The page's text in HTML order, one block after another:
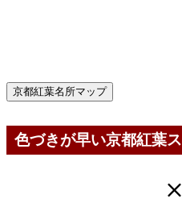
京都紅葉名所マップ
色づきが早い京都紅葉